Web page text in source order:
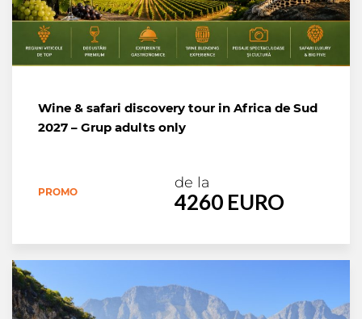
Wine & safari discovery tour in Africa de Sud
2027 – Grup adults only
PROMO
de la
4260 EURO